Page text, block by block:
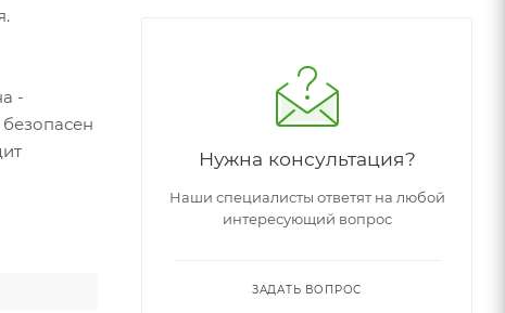
-
Нужна консультация?
Наши специалисты ответят на любой
интересующий вопрос
ЗАДАТЬ ВОПРОС